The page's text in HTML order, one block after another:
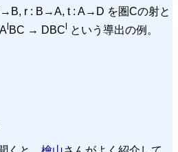
r : B→A, t : A→D を圏Cの射と
A BC → DBC という導出の例。